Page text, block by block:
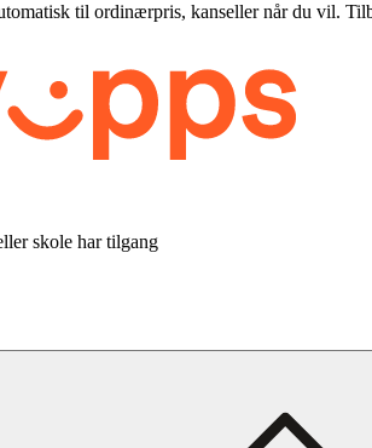
til ordinærpris, kanseller når du vil.
skole har tilgang